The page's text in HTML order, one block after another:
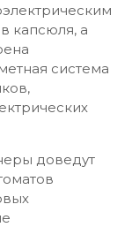
капсюля, а
система
доведут